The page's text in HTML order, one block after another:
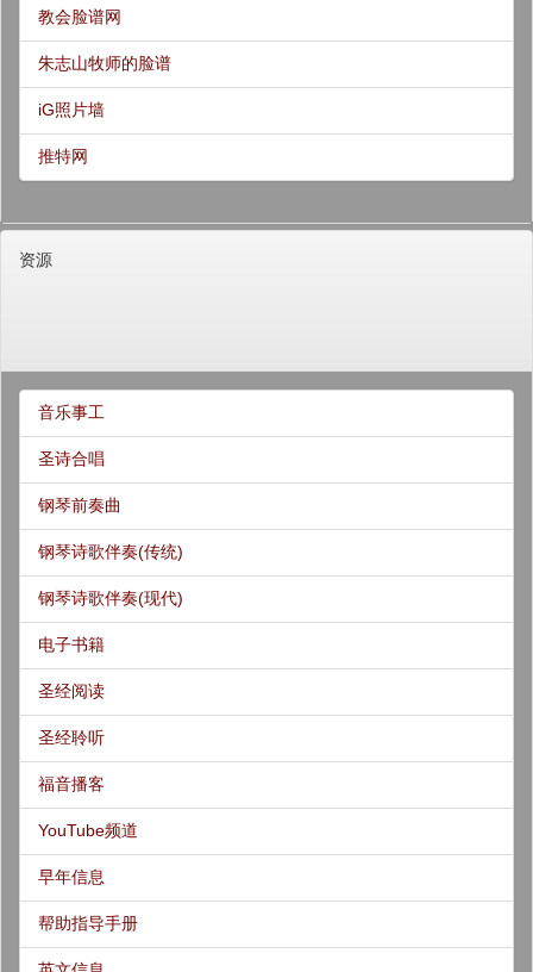
教会脸谱网
朱志山牧师的脸谱
iG照片墙
推特网
资源
音乐事工
圣诗合唱
钢琴前奏曲
钢琴诗歌伴奏(传统)
钢琴诗歌伴奏(现代)
电子书籍
圣经阅读
圣经聆听
福音播客
YouTube频道
早年信息
帮助指导手册